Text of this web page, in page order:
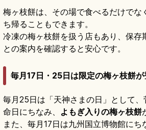
梅ヶ枝餅は、その場で食べるだけでな
ち帰ることもできます。
冷凍の梅ヶ枝餅を扱う店もあり、保存
との案内を確認すると安心です。
毎月17日・25日は限定の梅ヶ枝餅が
毎月25日は「天神さまの日」として、
命日にちなみ、 よもぎ入りの梅ヶ枝餅
また、毎月17日は九州国立博物館に